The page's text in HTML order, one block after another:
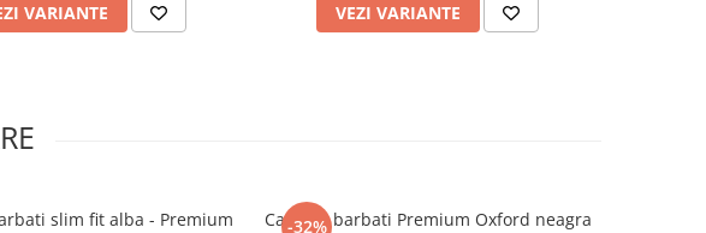
VARIANTE VEZI VARIANTE
slim fit alba - Premium
-32%
Camasa barbati Premium Oxford neagra